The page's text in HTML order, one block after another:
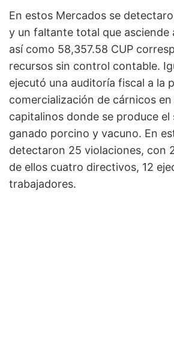
En estos Mercados se
y un faltante total que asciende
así como 58,357.58 CUP
recursos sin control contable.
ejecutó una auditoría fiscal a la
comercialización de cárnicos
capitalinos donde se produce el
ganado porcino y vacuno. En
detectaron 25 violaciones, con
de ellos cuatro directivos, 12
trabajadores.